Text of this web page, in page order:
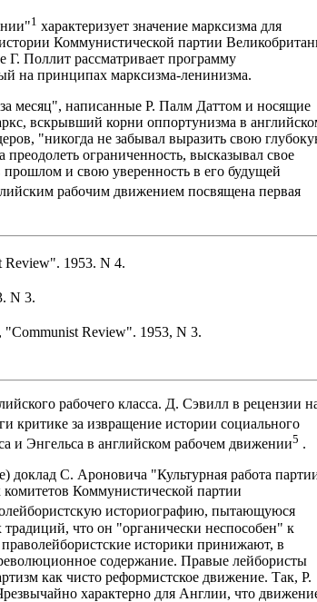
1 характеризует значение марксизма для
Коммунистической партии
Поллит рассматривает программу
на принципах марксизма-ленинизма.
месяц", написанные Р. Палм Даттом и носящие
вскрывший корни оппортунизма в
"никогда не забывал выразить свою
преодолеть ограниченность, высказывал свое
прошлом и свою уверенность в его будущей
рабочим движением посвящена первая
Review". 1953. N 4.
N 3.
"Communist Review". 1953, N 3.
рабочего класса. Д. Сэвилл в рецензии
критике за извращение истории социального
и Энгельса в английском рабочем движении5 .
С. Ароновича "Культурная работа
Коммунистической партии
историографию, пытающуюся
традиций, что он "органически неспособен" к
историки принижают, в
содержание. Правые лейбористы
как чисто реформистское движение. Так, Р.
характерно для Англии, что